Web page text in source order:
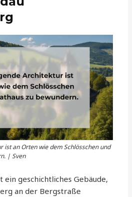
ist an Orten wie dem Schlösschen und
| Sven
ein geschichtliches Gebäude,
an der Bergstraße